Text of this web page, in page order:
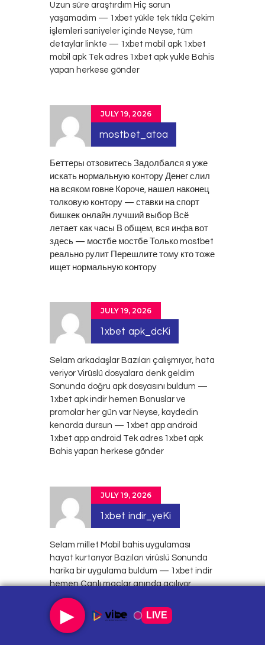
► LIVE
Uzun süre araştırdım Hiç sorun
yaşamadım — 1xbet yükle tek tıkla Çekim
işlemleri saniyeler içinde Neyse, tüm
detaylar linkte — 1xbet mobil apk 1xbet
mobil apkTek adres 1xbet apk yukle Bahis
yapan herkese gönder
JULY 19, 2026
mostbet_atoa
Беттеры отзовитесь Задолбался я уже
искать нормальную контору Денег слил
на всяком говне Короче, нашел наконец
толковую контору — ставки на спорт
бишкек онлайн лучший выбор Всё
летает как часы В общем, вся инфа вот
здесь — мостбе мостбе Только mostbet
реально рулит Перешлите тому кто тоже
ищет нормальную контору
JULY 19, 2026
1xbet apk_dcKi
Selam arkadaşlar Bazıları çalışmıyor, hata
veriyor Virüslü dosyalara denk geldim
Sonunda doğru apk dosyasını buldum —
1xbet apk indir hemen Bonuslar ve
promolar her gün var Neyse, kaydedin
kenarda dursun — 1xbet app android
1xbet app android Tek adres 1xbet apk
Bahis yapan herkese gönder
JULY 19, 2026
1xbet indir_yeKi
Selam millet Mobil bahis uygulaması
hayat kurtarıyor Bazıları virüslü Sonunda
harika bir uygulama buldum — 1xbet indir
hemen Canlı maçlar anında açılıyor
Neyse, her şey mevcut — 1xbet
uygulaması indir1xbet uygulaması indir
Tek adres 1xbet indir Bahis yapan
herkese gönder